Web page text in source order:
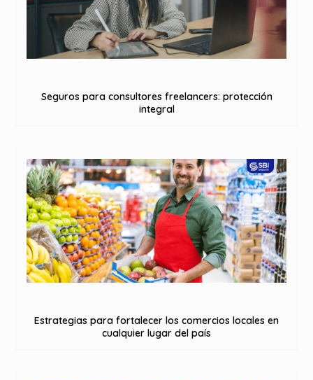
Seguros para consultores freelancers: protección
integral
Estrategias para fortalecer los comercios locales en
cualquier lugar del país